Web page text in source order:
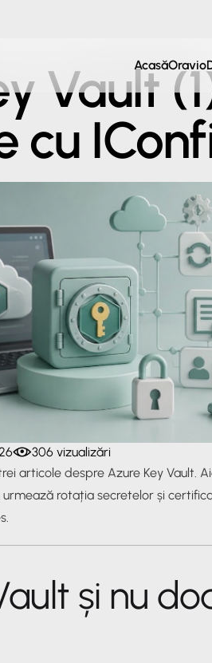
AcasăOravio
Vault
cu
306 vizualizări
articole despre Azure Key Vault.
rotația secretelor și
și nu